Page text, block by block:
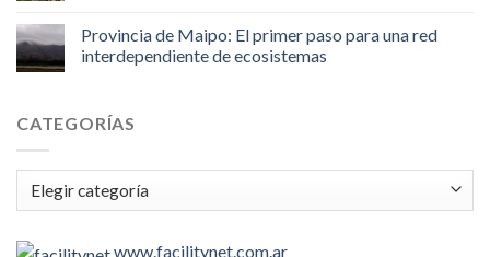
Provincia de Maipo: El primer paso para una red
interdependiente de ecosistemas
CATEGORÍAS
Categorías
www.facilitynet.com.ar